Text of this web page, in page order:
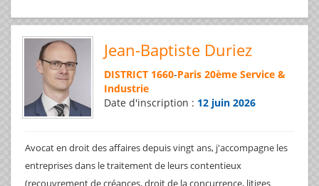
Jean-Baptiste Duriez
DISTRICT 1660-Paris 20ème Service &
Industrie
Date d'inscription : 12 juin 2026
Avocat en droit des affaires depuis vingt ans, j'accompagne les
entreprises dans le traitement de leurs contentieux
(recouvrement de créances, droit de la concurrence, litiges